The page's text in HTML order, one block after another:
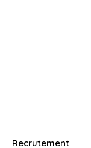
Recrutement